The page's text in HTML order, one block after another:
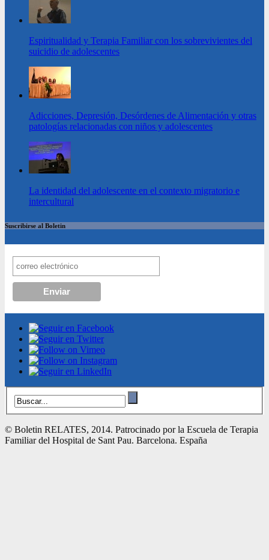
Espiritualidad y Terapia Familiar con los sobrevivientes del
suicidio de adolescentes
Adicciones, Depresión, Desórdenes de Alimentación y otras
patologías relacionadas con niños y adolescentes
La identidad del adolescente en el contexto migratorio e
intercultural
Suscribirse al Boletin
© Boletin RELATES, 2014. Patrocinado por la Escuela de Terapia
Familiar del Hospital de Sant Pau. Barcelona. España